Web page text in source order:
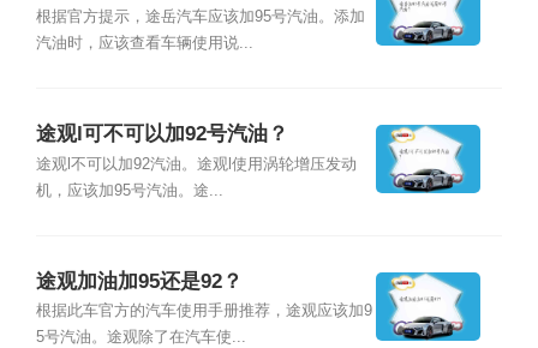
根据官方提示，途岳汽车应该加95号汽油。添加
汽油时，应该查看车辆使用说...
途观l可不可以加92号汽油？
途观l不可以加92汽油。途观l使用涡轮增压发动
机，应该加95号汽油。途...
途观加油加95还是92？
根据此车官方的汽车使用手册推荐，途观应该加9
5号汽油。途观除了在汽车使...